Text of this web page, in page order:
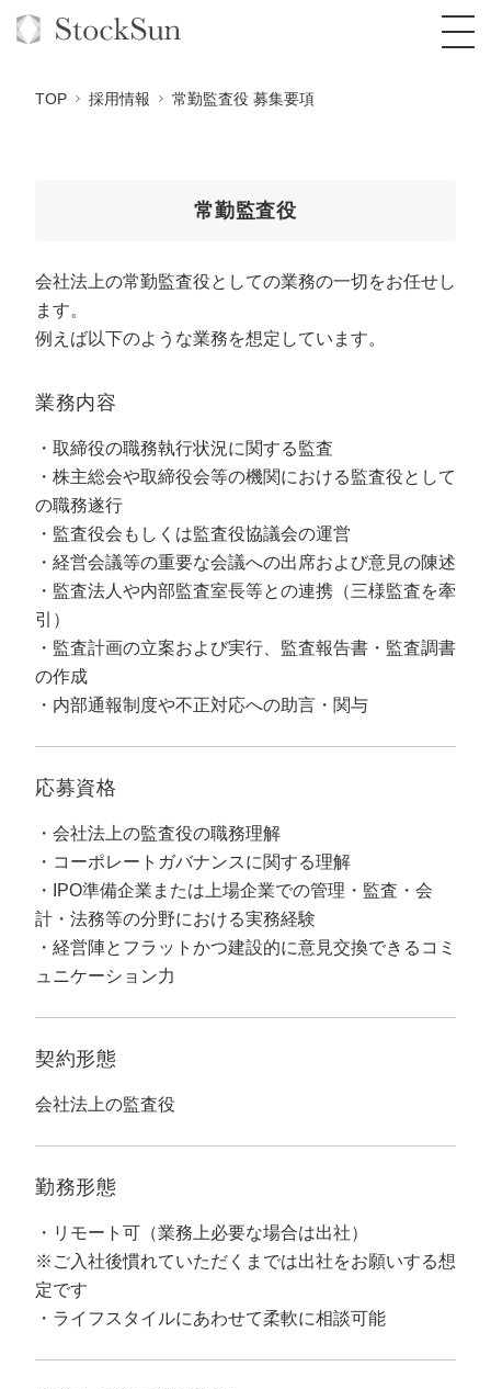
コンサルタント一覧
品質ガイドライン
社内コンペ
クレーム窓口
定額制Webマーケティング代行『マキトルく
ん』
営業改善特化の動画制作『動画でカリトルく
ん』
定額LINE運用代行『LINEマキトルくん』
格安でAI導入支援『あいのりAI』
拡散付1日密着動画制作『まるごと社長』
1本無料で記事を制作『SEOトライアル』
定額制LP制作・改善『最強LP』
採用YouTubeチャンネル構築『トリトル』
実績
お役立ち資料
料金表
StockSun道場
道場TOP
動画編集
エンジニア
広告運用
YouTubeディレクター
年収エージェント
会社概要・役員紹介
ミッション・ビジョン・バリュー
代表メッセージ（岩野圭佑）
取締役メッセージ（株本祐己）
業務委託
認定パートナー
動画ディレクター
営業
インターン
正社員
マーケマネージャー
募集要項一覧
TOP 採用情報 常勤監査役 募集要項
常勤監査役
会社法上の常勤監査役としての業務の一切をお任せし
ます。
例えば以下のような業務を想定しています。
業務内容
取締役の職務執行状況に関する監査
株主総会や取締役会等の機関における監査役として
の職務遂行
監査役会もしくは監査役協議会の運営
経営会議等の重要な会議への出席および意見の陳述
監査法人や内部監査室長等との連携（三様監査を牽
引）
監査計画の立案および実行、監査報告書・監査調書
の作成
内部通報制度や不正対応への助言・関与
応募資格
会社法上の監査役の職務理解
コーポレートガバナンスに関する理解
IPO準備企業または上場企業での管理・監査・会
計・法務等の分野における実務経験
経営陣とフラットかつ建設的に意見交換できるコミ
ュニケーション力
契約形態
会社法上の監査役
勤務形態
リモート可（業務上必要な場合は出社）
※ご入社後慣れていただくまでは出社をお願いする想
定です
ライフスタイルにあわせて柔軟に相談可能